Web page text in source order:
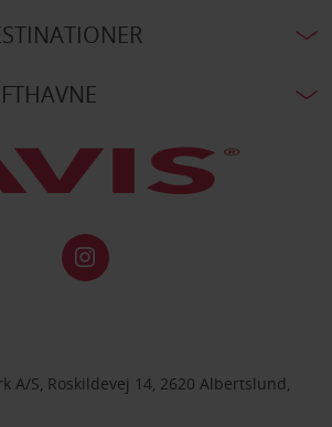
A/S, Roskildevej 14, 2620 Albertslund,